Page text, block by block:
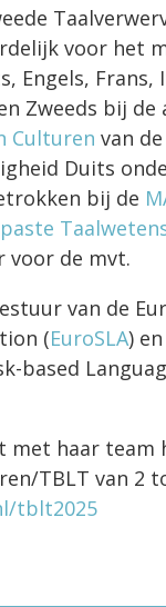
voor het
Engels, Frans,
Zweeds bij de
Culturen van
Duits
bij de
voor de mvt.
van de
(EuroSLA)
based
met haar team
TBLT van 2
tblt2025